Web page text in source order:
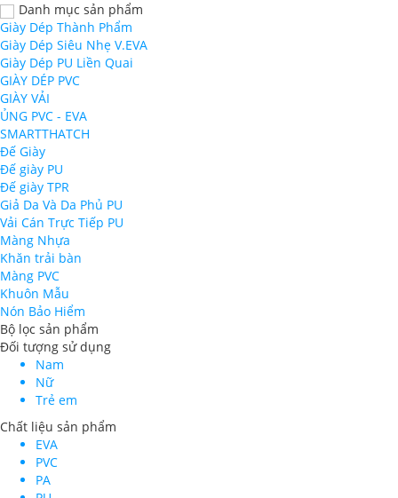
Danh mục sản phẩm
Giày Dép Thành Phẩm
Giày Dép Siêu Nhẹ V.EVA
Giày Dép PU Liền Quai
GIÀY DÉP PVC
GIÀY VẢI
ỦNG PVC - EVA
SMARTTHATCH
Đế Giày
Đế giày PU
Đế giày TPR
Giả Da Và Da Phủ PU
Vải Cán Trực Tiếp PU
Màng Nhựa
Khăn trải bàn
Màng PVC
Khuôn Mẫu
Nón Bảo Hiểm
Bộ lọc sản phẩm
Đối tượng sử dụng
Nam
Nữ
Trẻ em
Chất liệu sản phẩm
EVA
PVC
PA